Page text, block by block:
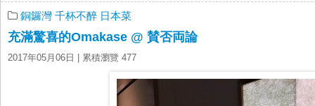
銅鑼灣 千杯不醉 日本菜
充滿驚喜的Omakase @ 賛否両論
2017年05月06日 | 累積瀏覽 477